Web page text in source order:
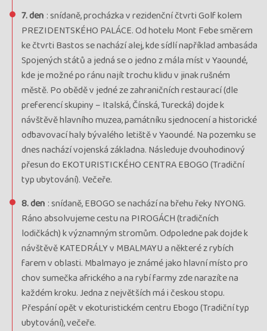
7. den : snídaně, procházka v rezidenční čtvrti Golf kolem
PREZIDENTSKÉHO PALÁCE. Od hotelu Mont Febe směrem
ke čtvrti Bastos se nachází alej, kde sídlí například ambasáda
Spojených států a jedná se o jedno z mála míst v Yaoundé,
kde je možné po ránu najít trochu klidu v jinak rušném
městě. Po obědě v jedné ze zahraničních restaurací (dle
preferencí skupiny – Italská, Čínská, Turecká) dojde k
návštěvě hlavního muzea, památníku sjednocení a historické
odbavovací haly bývalého letiště v Yaoundé. Na pozemku se
dnes nachází vojenská základna. Následuje dvouhodinový
přesun do EKOTURISTICKÉHO CENTRA EBOGO (Tradiční
typ ubytování). Večeře.
8. den : snídaně, EBOGO se nachází na břehu řeky NYONG.
Ráno absolvujeme cestu na PIROGÁCH (tradičních
lodičkách) k významným stromům. Odpoledne pak dojde k
návštěvě KATEDRÁLY v MBALMAYU a některé z rybích
farem v oblasti. Mbalmayo je známé jako hlavní místo pro
chov sumečka afrického a na rybí farmy zde narazíte na
každém kroku. Jedna z největších má i českou stopu.
Přespání opět v ekoturistickém centru Ebogo (Tradiční typ
ubytování), večeře.